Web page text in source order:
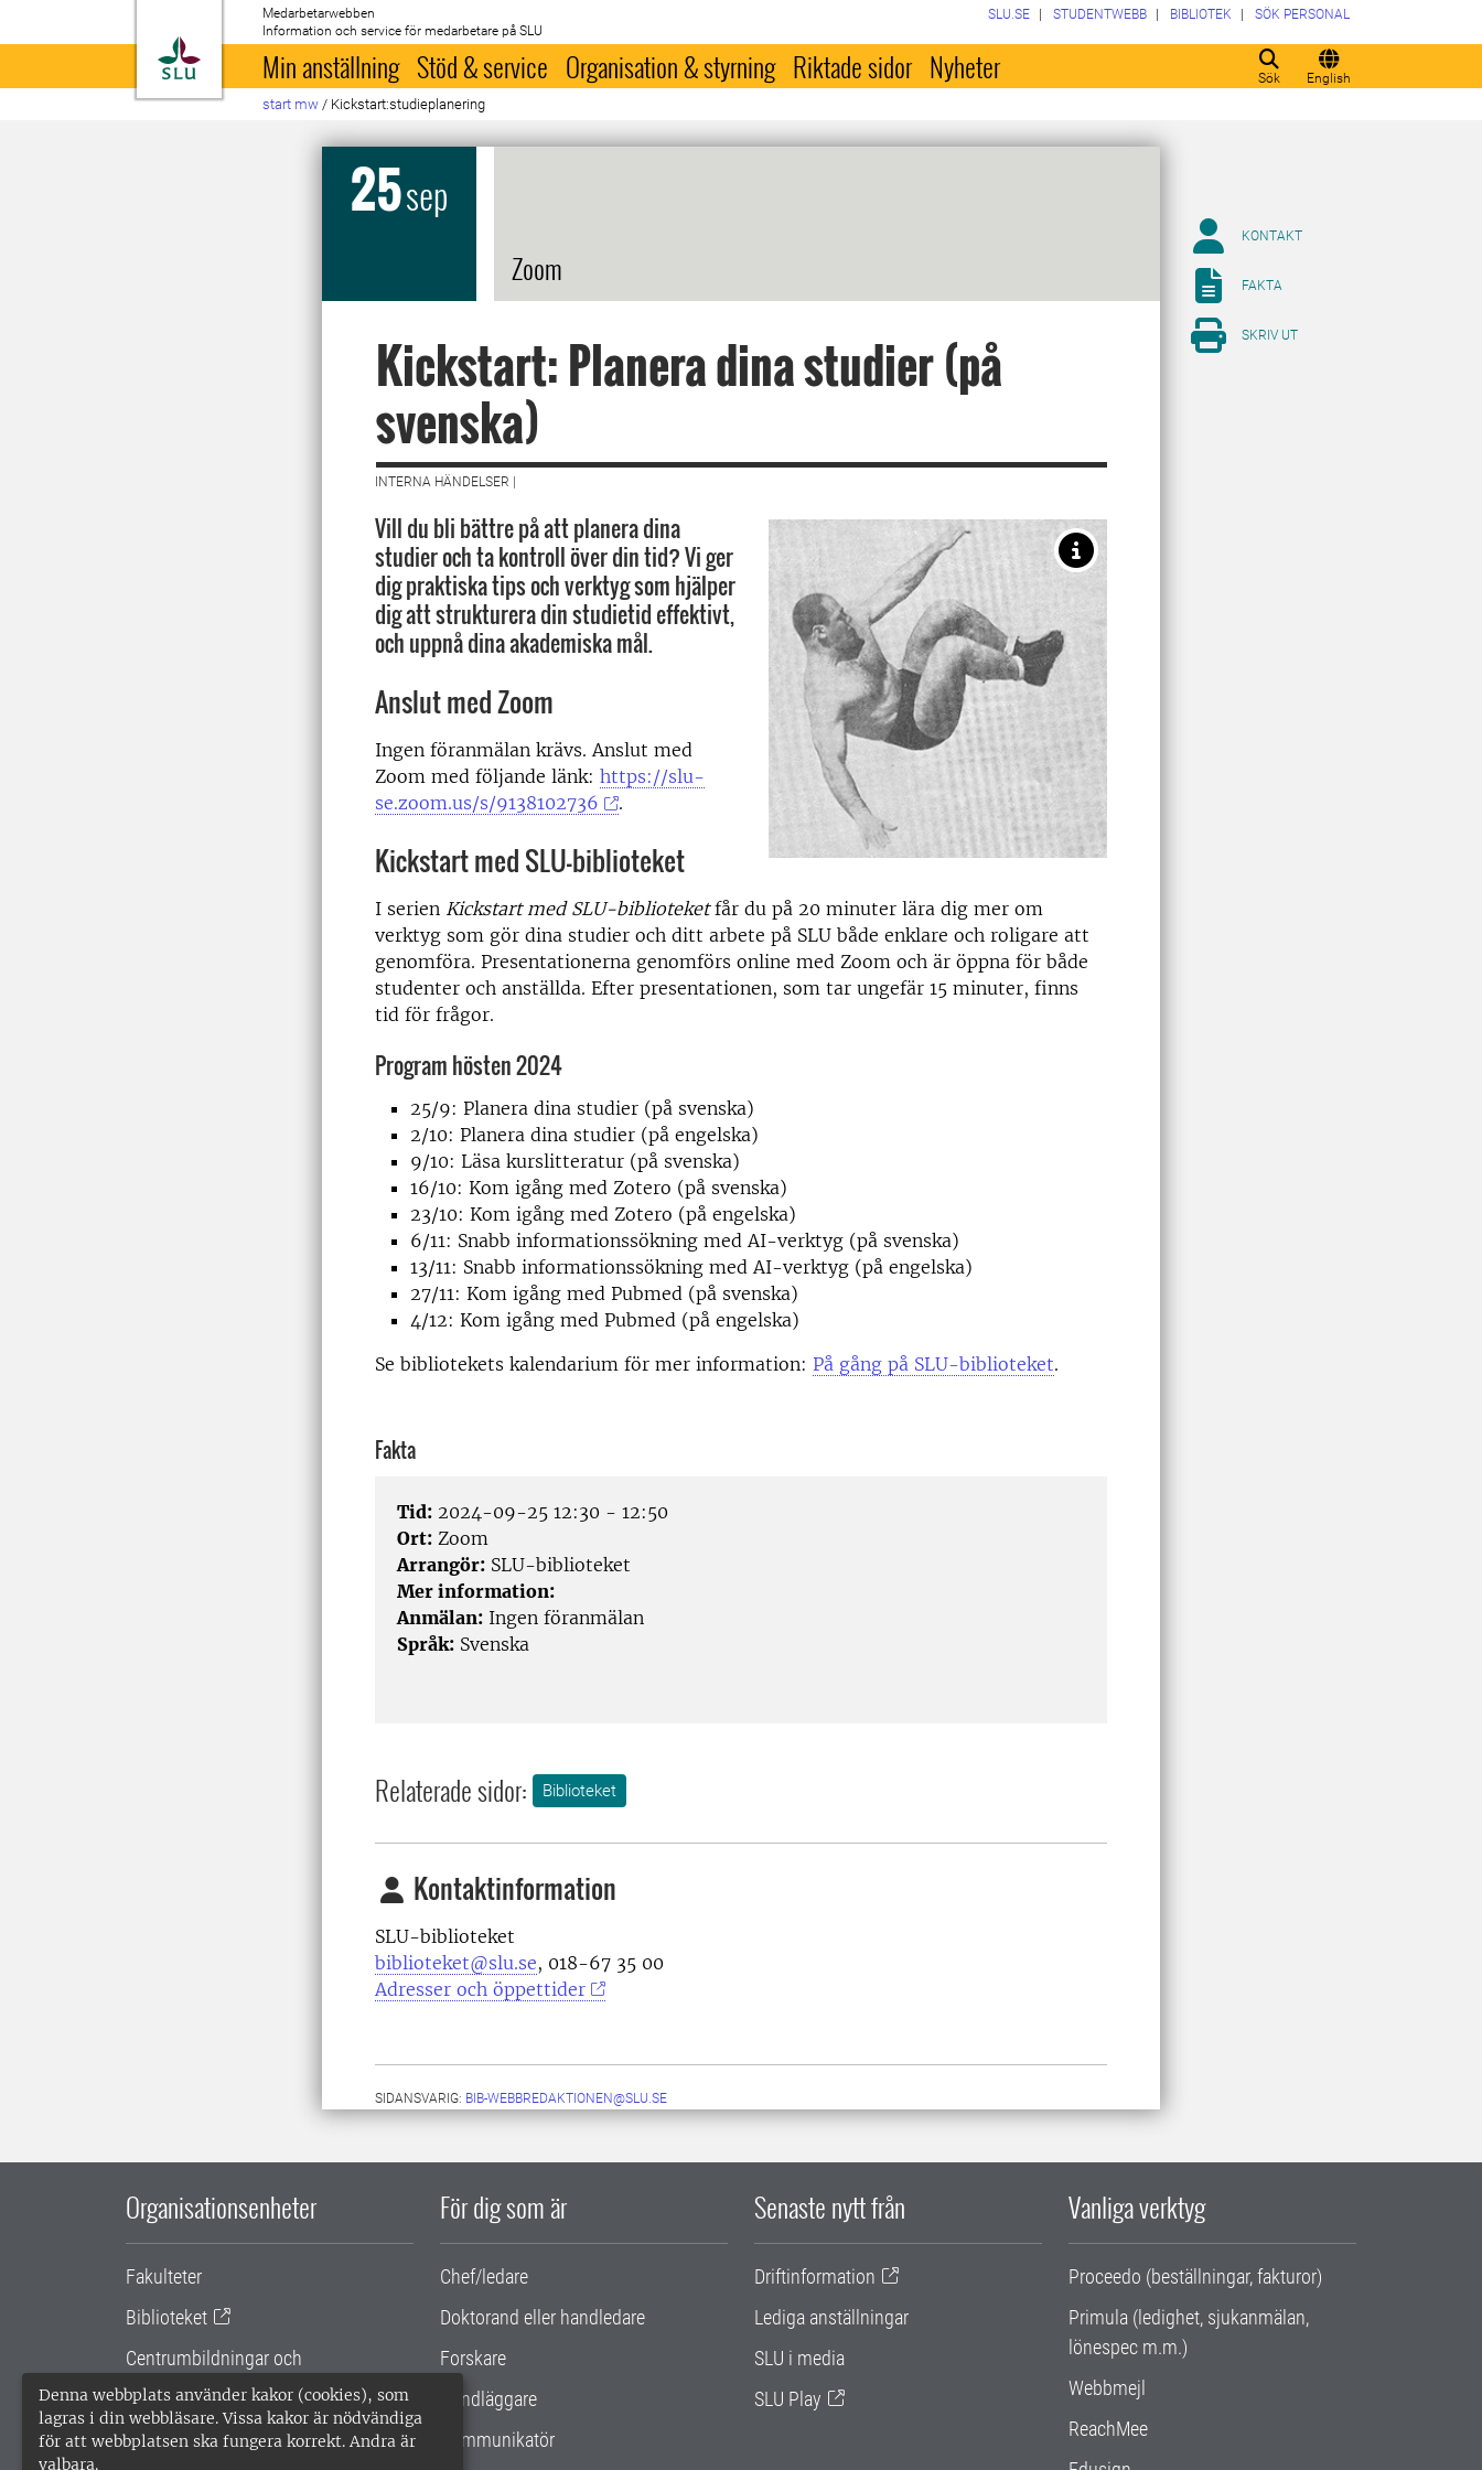
Denna webbplats använder kakor (cookies), som
lagras i din webbläsare. Vissa kakor är nödvändiga
för att webbplatsen ska fungera korrekt. Andra är
valbara.
Till startsida
Medarbetarwebben
Information och service för medarbetare på SLU
Sök English
SLU.SE STUDENTWEBB BIBLIOTEK SÖK PERSONAL
Min anställning Stöd & service Organisation & styrning Riktade sidor Nyheter
start mw / Kickstart:studieplanering
25sep
Zoom
Kickstart: Planera dina studier (på
svenska)
INTERNA HÄNDELSER |
Vill du bli bättre på att planera dina
studier och ta kontroll över din tid? Vi ger
dig praktiska tips och verktyg som hjälper
dig att strukturera din studietid effektivt,
och uppnå dina akademiska mål.
Anslut med Zoom
Ingen föranmälan krävs. Anslut med
Zoom med följande länk: https://slu-
se.zoom.us/s/9138102736
.
Kickstart med SLU-biblioteket
I serien Kickstart med SLU-biblioteketfår du på 20 minuter lära dig mer om
verktyg som gör dina studier och ditt arbete på SLU både enklare och roligare att
genomföra. Presentationerna genomförs online med Zoom och är öppna för både
studenter och anställda. Efter presentationen, som tar ungefär 15 minuter, finns
tid för frågor.
Program hösten 2024
25/9: Planera dina studier (på svenska)
2/10: Planera dina studier (på engelska)
9/10: Läsa kurslitteratur (på svenska)
16/10: Kom igång med Zotero (på svenska)
23/10: Kom igång med Zotero (på engelska)
6/11: Snabb informationssökning med AI-verktyg (på svenska)
13/11: Snabb informationssökning med AI-verktyg (på engelska)
27/11: Kom igång med Pubmed (på svenska)
4/12: Kom igång med Pubmed (på engelska)
Se bibliotekets kalendarium för mer information: På gång på SLU-biblioteket.
Fakta
Tid: 2024-09-25 12:30 - 12:50
Ort: Zoom
Arrangör: SLU-biblioteket
Mer information:
Anmälan: Ingen föranmälan
Språk: Svenska
Relaterade sidor: Biblioteket
Kontaktinformation
SLU-biblioteket
biblioteket@slu.se, 018-67 35 00
Adresser och öppettider
SIDANSVARIG: BIB-WEBBREDAKTIONEN@SLU.SE
KONTAKT
FAKTA
SKRIV UT
Organisationsenheter
Fakulteter
Biblioteket
Centrumbildningar och
samarbetsprojekt
Gemensamma verksamhetsstödet
För dig som är
Chef/ledare
Doktorand eller handledare
Forskare
Handläggare
Kommunikatör
Senaste nytt från
Driftinformation
Lediga anställningar
SLU i media
SLU Play
Vanliga verktyg
Proceedo (beställningar, fakturor)
Primula (ledighet, sjukanmälan,
lönespec m.m.)
Webbmejl
ReachMee